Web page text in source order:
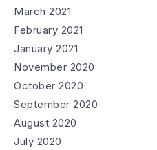
March 2021
February 2021
January 2021
November 2020
October 2020
September 2020
August 2020
July 2020